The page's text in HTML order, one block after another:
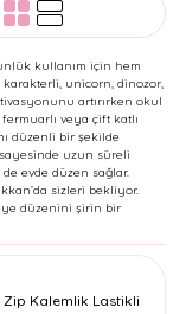
kullanım için hem
unicorn, dinozor,
artırırken okul
veya çift katlı
düzenli bir şekilde
sayesinde uzun süreli
evde düzen sağlar.
sizleri bekliyor.
düzenini şirin bir
Kalemlik Lastikli